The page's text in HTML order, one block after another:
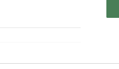
白髪を隠すだけでなく、こ